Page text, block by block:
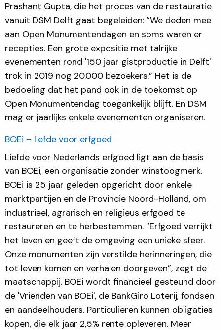
Prashant Gupta, die het proces van de restauratie
vanuit DSM Delft gaat begeleiden: “We deden mee
aan Open Monumentendagen en soms waren er
recepties. Een grote expositie met talrijke
evenementen rond '150 jaar gistproductie in Delft'
trok in 2019 nog 20.000 bezoekers.” Het is de
bedoeling dat het pand ook in de toekomst op
Open Monumentendag toegankelijk blijft. En DSM
mag er jaarlijks enkele evenementen organiseren.
BOEi – liefde voor erfgoed
Liefde voor Nederlands erfgoed ligt aan de basis
van BOEi, een organisatie zonder winstoogmerk.
BOEi is 25 jaar geleden opgericht door enkele
marktpartijen en de Provincie Noord-Holland, om
industrieel, agrarisch en religieus erfgoed te
restaureren en te herbestemmen. “Erfgoed verrijkt
het leven en geeft de omgeving een unieke sfeer.
Onze monumenten zijn verstilde herinneringen, die
tot leven komen en verhalen doorgeven”, zegt de
maatschappij. BOEi wordt financieel gesteund door
de 'Vrienden van BOEi', de BankGiro Loterij, fondsen
en aandeelhouders. Particulieren kunnen obligaties
kopen, die elk jaar 2,5% rente opleveren. Meer